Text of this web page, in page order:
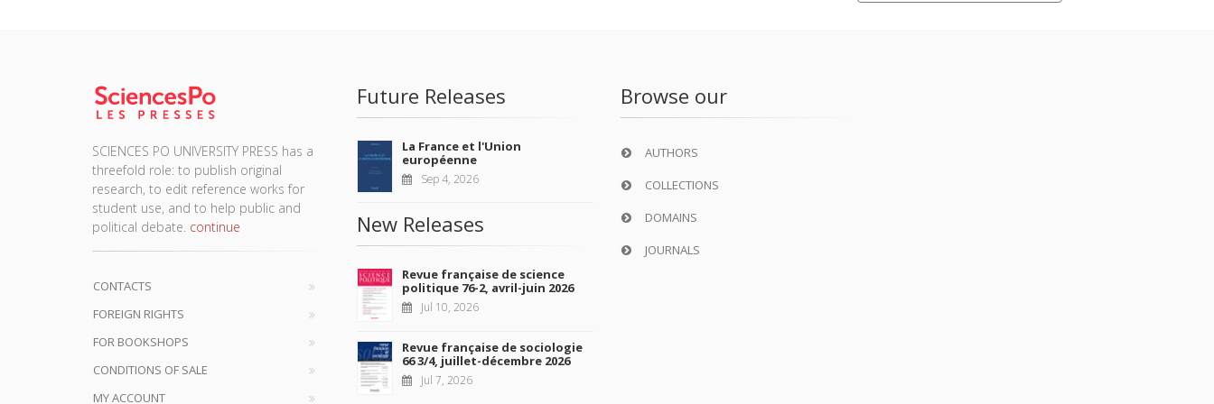
SCIENCES PO UNIVERSITY PRESS has a
threefold role: to publish original
research, to edit reference works for
student use, and to help public and
political debate. continue
CONTACTS
FOREIGN RIGHTS
FOR BOOKSHOPS
CONDITIONS OF SALE
MY ACCOUNT
Future Releases
La France et l'Union
européenne
Sep 4, 2026
New Releases
Revue française de science
politique 76-2, avril-juin 2026
Jul 10, 2026
Revue française de sociologie
66 3/4, juillet-décembre 2026
Jul 7, 2026
Browse our
AUTHORS
COLLECTIONS
DOMAINS
JOURNALS